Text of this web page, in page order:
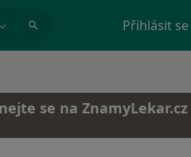
Přihlásit se
se na ZnamyLekar.cz